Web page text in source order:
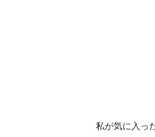
私が気に入っ